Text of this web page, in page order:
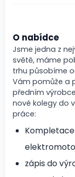
O nabídce
Jsme jedna z
světě, máme
trhu působíme
Vám pomůže a
předním
nové kolegy do
práce:
zápis do